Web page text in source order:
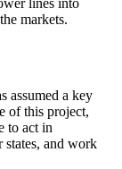
lines into
markets.
assumed a key
of this project,
to act in
states, and work